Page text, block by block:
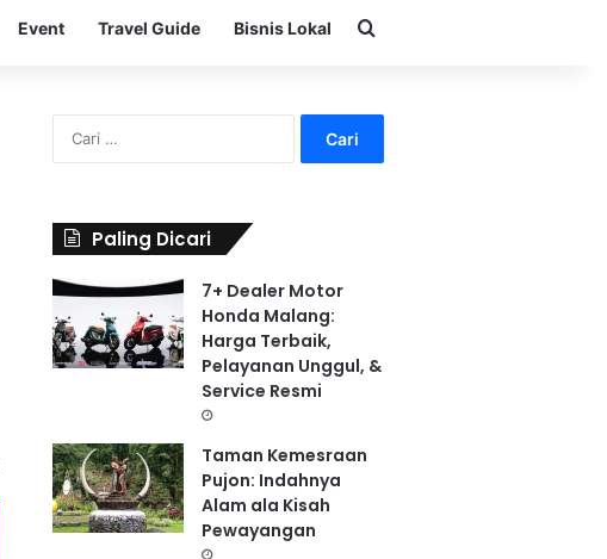
Event Travel Guide Bisnis Lokal Search for
u
k
:
Paling Dicari
7+ Dealer Motor
Honda Malang:
Harga Terbaik,
Pelayanan Unggul, &
Service Resmi
Taman Kemesraan
Pujon: Indahnya
Alam ala Kisah
Pewayangan